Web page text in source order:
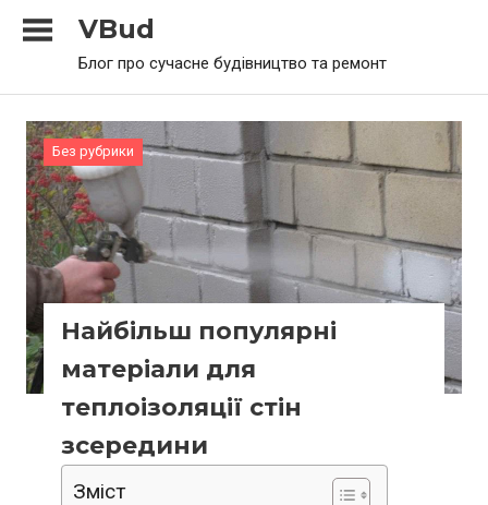
VBud
Блог про сучасне будівництво та ремонт
Без рубрики
Найбільш популярні
матеріали для
теплоізоляції стін
зсередини
Зміст